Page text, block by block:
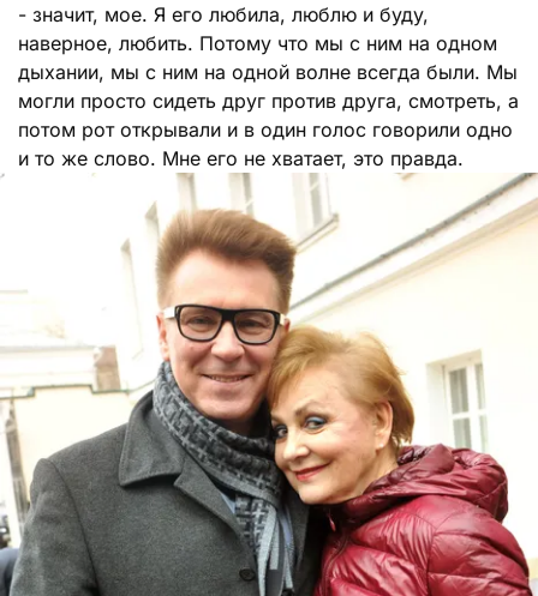
- значит, мое. Я его любила, люблю и буду,
наверное, любить. Потому что мы с ним на одном
дыхании, мы с ним на одной волне всегда были. Мы
могли просто сидеть друг против друга, смотреть, а
потом рот открывали и в один голос говорили одно
и то же слово. Мне его не хватает, это правда.